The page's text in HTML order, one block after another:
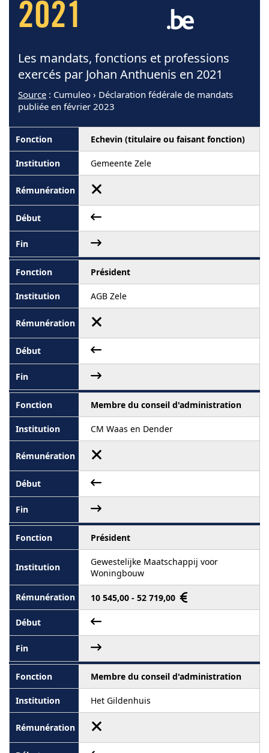
2021
Les mandats, fonctions et professions
exercés par Johan Anthuenis en 2021
Source : Cumuleo › Déclaration fédérale de mandats
publiée en février 2023
Echevin (titulaire ou faisant fonction)
Gemeente Zele
Président
AGB Zele
Membre du conseil d'administration
CM Waas en Dender
Président
Gewestelijke Maatschappij voor
Woningbouw
10 545,00 - 52 719,00
Membre du conseil d'administration
Het Gildenhuis